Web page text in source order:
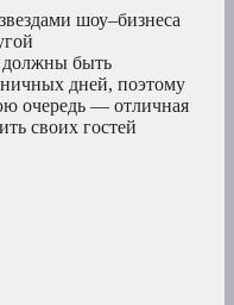
шоу–бизнеса
должны быть
дней, поэтому
очередь — отличная
своих гостей